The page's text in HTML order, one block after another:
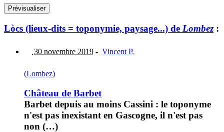
Lòcs (lieux-dits = toponymie, paysage...) de Lombez:
30 novembre 2019 - Vincent P.
(Lombez)
Château de Barbet
Barbet depuis au moins Cassini : le toponyme
n'est pas inexistant en Gascogne, il n'est pas
non (…)